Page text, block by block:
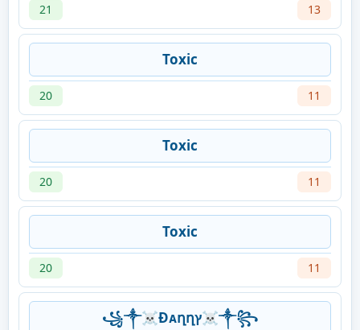
21 13
Toxic
20 11
Toxic
20 11
Toxic
20 11
꧁༒☠Ðᴀղղץ☠༒꧂